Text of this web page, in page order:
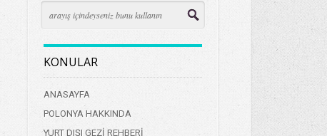
KONULAR
ANASAYFA
POLONYA HAKKINDA
YURT DIŞI GEZİ REHBERİ